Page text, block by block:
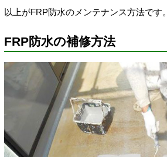
以上がFRP防水のメンテナンス方法です。
FRP防水の補修方法